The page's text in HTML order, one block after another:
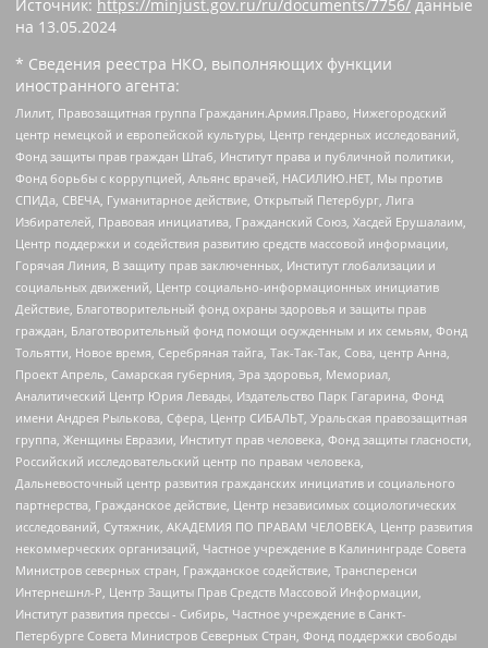
Источник: https://minjust.gov.ru/ru/documents/7756/ данные
на 13.05.2024
* Сведения реестра НКО, выполняющих функции
иностранного агента:
Лилит, Правозащитная группа Гражданин.Армия.Право, Нижегородский
центр немецкой и европейской культуры, Центр гендерных исследований,
Фонд защиты прав граждан Штаб, Институт права и публичной политики,
Фонд борьбы с коррупцией, Альянс врачей, НАСИЛИЮ.НЕТ, Мы против
СПИДа, СВЕЧА, Гуманитарное действие, Открытый Петербург, Лига
Избирателей, Правовая инициатива, Гражданский Союз, Хасдей Ерушалаим,
Центр поддержки и содействия развитию средств массовой информации,
Горячая Линия, В защиту прав заключенных, Институт глобализации и
социальных движений, Центр социально-информационных инициатив
Действие, Благотворительный фонд охраны здоровья и защиты прав
граждан, Благотворительный фонд помощи осужденным и их семьям, Фонд
Тольятти, Новое время, Серебряная тайга, Так-Так-Так, Сова, центр Анна,
Проект Апрель, Самарская губерния, Эра здоровья, Мемориал,
Аналитический Центр Юрия Левады, Издательство Парк Гагарина, Фонд
имени Андрея Рылькова, Сфера, Центр СИБАЛЬТ, Уральская правозащитная
группа, Женщины Евразии, Институт прав человека, Фонд защиты гласности,
Российский исследовательский центр по правам человека,
Дальневосточный центр развития гражданских инициатив и социального
партнерства, Гражданское действие, Центр независимых социологических
исследований, Сутяжник, АКАДЕМИЯ ПО ПРАВАМ ЧЕЛОВЕКА, Центр развития
некоммерческих организаций, Частное учреждение в Калининграде Совета
Министров северных стран, Гражданское содействие, Трансперенси
Интернешнл-Р, Центр Защиты Прав Средств Массовой Информации,
Институт развития прессы - Сибирь, Частное учреждение в Санкт-
Петербурге Совета Министров Северных Стран, Фонд поддержки свободы